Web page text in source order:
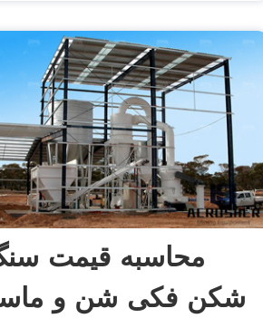
محاسبه قیمت
شکن فکی شن و